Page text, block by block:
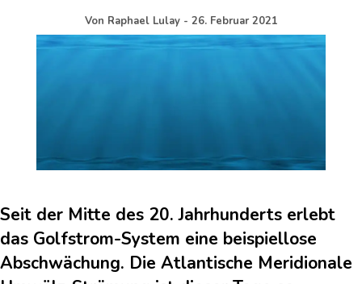
Von Raphael Lulay - 26. Februar 2021
Seit der Mitte des 20. Jahrhunderts erlebt
das Golfstrom-System eine beispiellose
Abschwächung. Die Atlantische Meridionale